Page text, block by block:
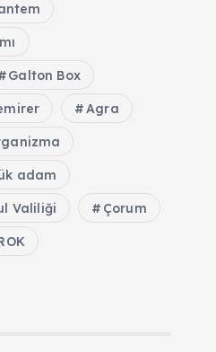
Galton Box
Agra
adam
Valiliği Çorum